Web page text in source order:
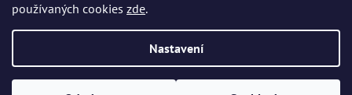
používaných cookies zde.
Nastavení
Vytvořil Shoptet